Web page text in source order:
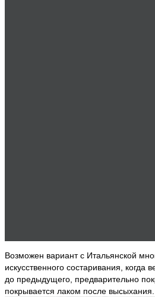
Возможен вариант с Итальянской
искусственного состаривания, когда
до предыдущего, предварительно
покрывается лаком после высыхания.